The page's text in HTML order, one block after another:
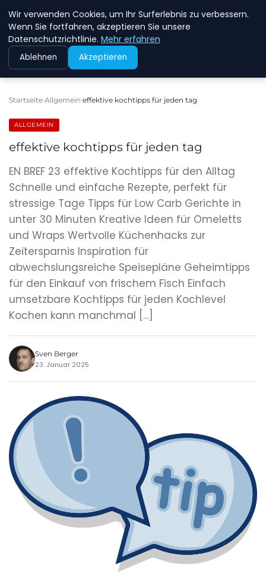
NEW ENERGY JOBS
Startseite Allgemein effektive kochtipps für jeden tag
ALLGEMEIN
effektive kochtipps für jeden tag
EN BREF 23 effektive Kochtipps für den Alltag
Schnelle und einfache Rezepte, perfekt für
stressige Tage Tipps für Low Carb Gerichte in
unter 30 Minuten Kreative Ideen für Omeletts
und Wraps Wertvolle Küchenhacks zur
Zeitersparnis Inspiration für
abwechslungsreiche Speisepläne Geheimtipps
für den Einkauf von frischem Fisch Einfach
umsetzbare Kochtipps für jeden Kochlevel
Kochen kann manchmal […]
Sven Berger
23. Januar 2025
Wir verwenden Cookies, um Ihr Surferlebnis zu verbessern.
Wenn Sie fortfahren, akzeptieren Sie unsere
Datenschutzrichtlinie. Mehr erfahren
Ablehnen Akzeptieren